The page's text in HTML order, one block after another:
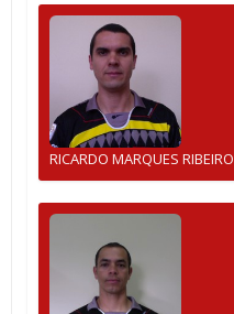
RICARDO MARQUES RIBEIRO